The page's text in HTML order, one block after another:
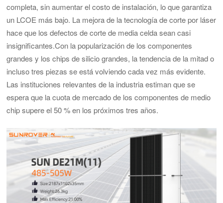
completa, sin aumentar el costo de instalación, lo que garantiza
un LCOE más bajo. La mejora de la tecnología de corte por láser
hace que los defectos de corte de media celda sean casi
insignificantes.Con la popularización de los componentes
grandes y los chips de silicio grandes, la tendencia de la mitad o
incluso tres piezas se está volviendo cada vez más evidente.
Las instituciones relevantes de la industria estiman que se
espera que la cuota de mercado de los componentes de medio
chip supere el 50 % en los próximos tres años.